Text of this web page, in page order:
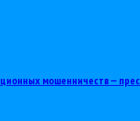
мошенничеств —